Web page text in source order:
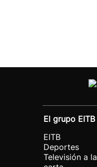
El grupo EITB
EITB
Deportes
Televisión a la